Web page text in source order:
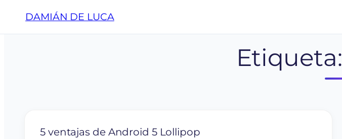
DAMIÁN DE LUCA
Etiqueta:
5 ventajas de Android 5 Lollipop